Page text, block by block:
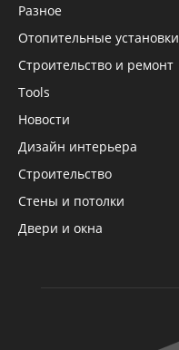
Разное
Отопительные установки
Строительство и ремонт
Tools
Новости
Дизайн интерьера
Строительство
Стены и потолки
Двери и окна